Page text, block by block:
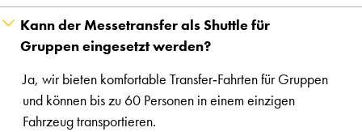
Kann der Messetransfer als Shuttle für
Gruppen eingesetzt werden?
Ja, wir bieten komfortable Transfer‑Fahrten für Gruppen
und können bis zu 60 Personen in einem einzigen
Fahrzeug transportieren.